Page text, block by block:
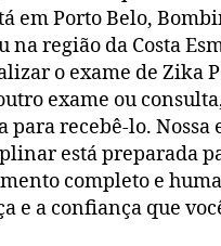
em Porto Belo,
na região da Costa
o exame de Zika
exame ou
para recebê-lo. Nossa
está preparada
completo e
e a confiança que